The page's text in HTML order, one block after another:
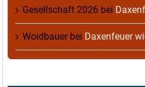
Gesellschaft 2026 bei
Woidbauerbei Daxenfeuer